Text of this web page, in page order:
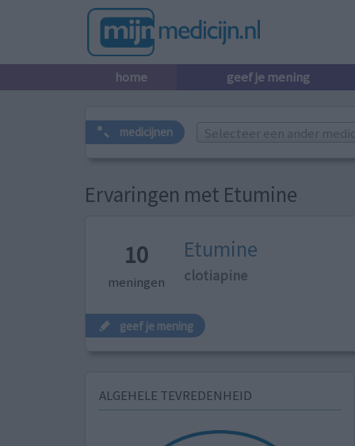
home geef je mening
medicijnen Selecteer een ander
Ervaringen met Etumine
10
meningen
Etumine
clotiapine
geef je mening
ALGEHELE TEVREDENHEID